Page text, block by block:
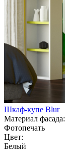
Шкаф-купе Blur
Материал фасада:
Фотопечать
Цвет:
Белый